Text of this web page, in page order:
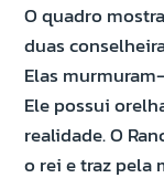
O quadro
duas
Elas
Ele possui
realidade. O
o rei e traz pela